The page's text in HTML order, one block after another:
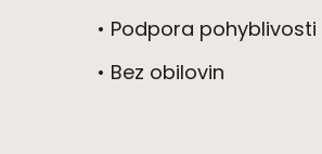
• Podpora pohyblivosti
• Bez obilovin